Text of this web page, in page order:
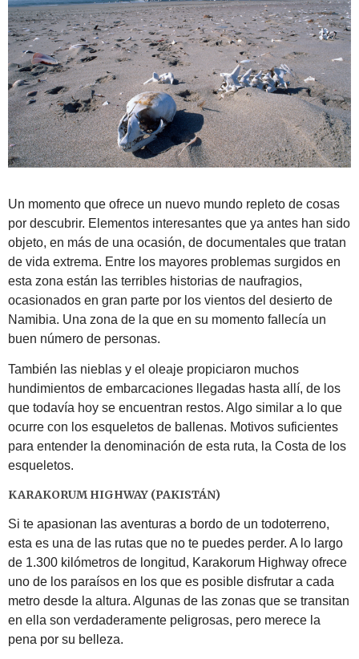
Un momento que ofrece un nuevo mundo repleto de cosas
por descubrir. Elementos interesantes que ya antes han sido
objeto, en más de una ocasión, de documentales que tratan
de vida extrema. Entre los mayores problemas surgidos en
esta zona están las terribles historias de naufragios,
ocasionados en gran parte por los vientos del desierto de
Namibia. Una zona de la que en su momento fallecía un
buen número de personas.
También las nieblas y el oleaje propiciaron muchos
hundimientos de embarcaciones llegadas hasta allí, de los
que todavía hoy se encuentran restos. Algo similar a lo que
ocurre con los esqueletos de ballenas. Motivos suficientes
para entender la denominación de esta ruta, la Costa de los
esqueletos.
KARAKORUM HIGHWAY (PAKISTÁN)
Si te apasionan las aventuras a bordo de un todoterreno,
esta es una de las rutas que no te puedes perder. A lo largo
de 1.300 kilómetros de longitud, Karakorum Highway ofrece
uno de los paraísos en los que es posible disfrutar a cada
metro desde la altura. Algunas de las zonas que se transitan
en ella son verdaderamente peligrosas, pero merece la
pena por su belleza.